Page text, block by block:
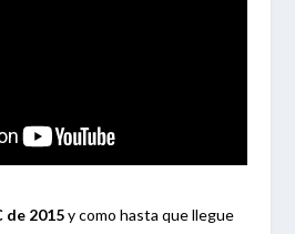
de 2015y como hasta que llegue